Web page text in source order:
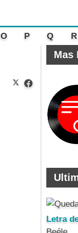
O P Q R
Mas
Letra